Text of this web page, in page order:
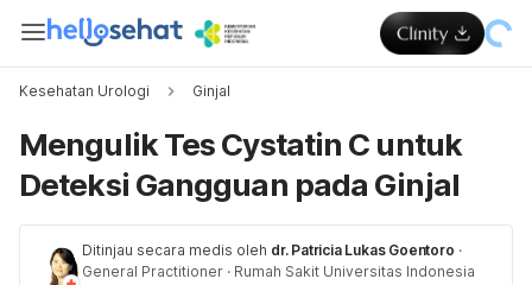
Kesehatan Urologi Ginjal
Mengulik Tes Cystatin C untuk
Deteksi Gangguan pada Ginjal
Ditinjau secara medis oleh dr. Patricia Lukas Goentoro ·
General Practitioner · Rumah Sakit Universitas Indonesia